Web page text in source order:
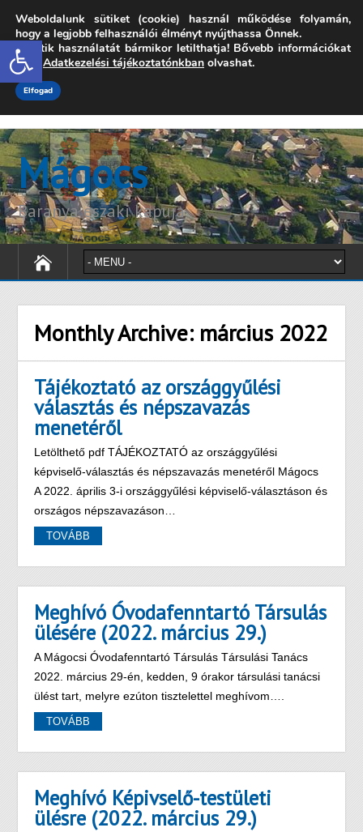
Open toolbar
7342 Mágocs, Szabadság utca 39.
onkormanyzat@magocs.hu +36 (72) 451 110
Elérhetőségek
Mágocs
Baranya északi kapuja
Monthly Archive: március 2022
Tájékoztató az országgyűlési
választás és népszavazás
menetéről
Letölthető pdf TÁJÉKOZTATÓ az országgyűlési
képviselő-választás és népszavazás menetéről Mágocs
A 2022. április 3-i országgyűlési képviselő-választáson és
országos népszavazáson…
TOVÁBB
Meghívó Óvodafenntartó Társulás
ülésére (2022. március 29.)
A Mágocsi Óvodafenntartó Társulás Társulási Tanács
2022. március 29-én, kedden, 9 órakor társulási tanácsi
ülést tart, melyre ezúton tisztelettel meghívom….
TOVÁBB
Meghívó Képivselő-testületi
ülésre (2022. március 29.)
Weboldalunk sütiket (cookie) használ működése folyamán,
hogy a legjobb felhasználói élményt nyújthassa Önnek.
A sütik használatát bármikor letilthatja! Bővebb információkat
erről Adatkezelési tájékoztatónkban olvashat.
Elfogad